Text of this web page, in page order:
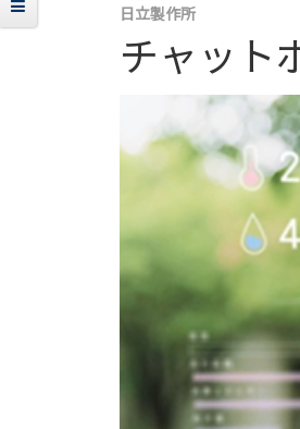
日立製作所
チャット